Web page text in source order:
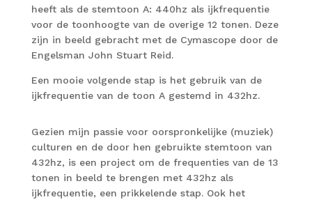
heeft als de stemtoon A: 440hz als ijkfrequentie
voor de toonhoogte van de overige 12 tonen. Deze
zijn in beeld gebracht met de Cymascope door de
Engelsman John Stuart Reid.
Een mooie volgende stap is het gebruik van de
ijkfrequentie van de toon A gestemd in 432hz.
Gezien mijn passie voor oorspronkelijke (muziek)
culturen en de door hen gebruikte stemtoon van
432hz, is een project om de frequenties van de 13
tonen in beeld te brengen met 432hz als
ijkfrequentie, een prikkelende stap. Ook het